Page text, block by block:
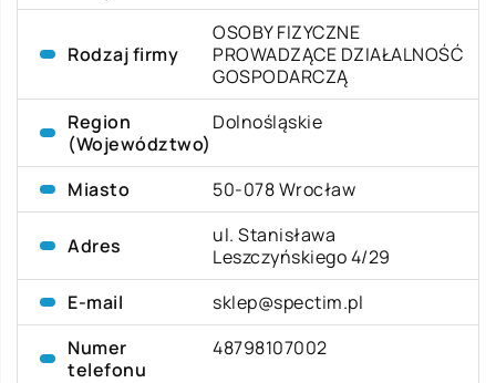
Rodzaj firmy
OSOBY FIZYCZNE
PROWADZĄCE DZIAŁALNOŚĆ
GOSPODARCZĄ
Region
(Województwo)
Dolnośląskie
Miasto 50-078 Wrocław
Adres
ul. Stanisława
Leszczyńskiego 4/29
E-mail
sklep@spectim.pl
Numer
telefonu
48798107002